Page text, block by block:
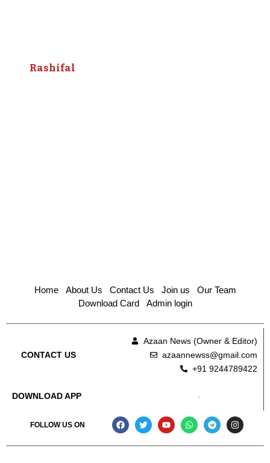
Rashifal
Home About Us Contact Us Join us
Our Team
Download Card
Admin login
CONTACT US
Azaan News (Owner & Editor)
azaannewss@gmail.com
+91 9244789422
DOWNLOAD APP
FOLLOW US ON